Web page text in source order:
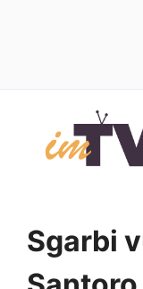
contenuto
Sgarbi